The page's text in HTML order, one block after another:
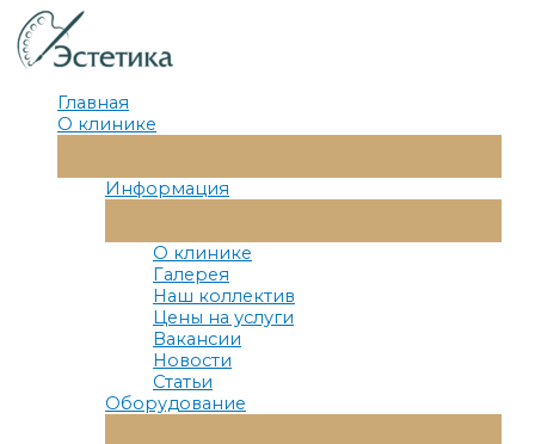
Перейти
к
содержимому
Главная
О клинике
Меню
Информация
Меню
О клинике
Галерея
Наш коллектив
Цены на услуги
Вакансии
Новости
Статьи
Оборудование